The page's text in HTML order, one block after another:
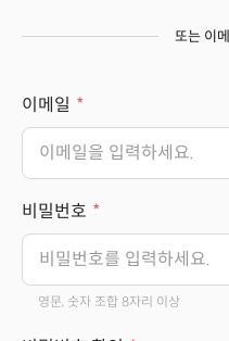
또는 이
이메일
비밀번호
영문, 숫자 조합 8자리 이상